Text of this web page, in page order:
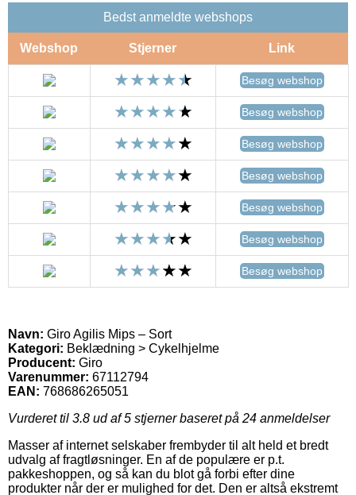
Bedst anmeldte webshops
Webshop Stjerner Link
Besøg webshop
Besøg webshop
Besøg webshop
Besøg webshop
Besøg webshop
Besøg webshop
Besøg webshop
Navn: Giro Agilis Mips – Sort
Kategori: Beklædning > Cykelhjelme
Producent: Giro
Varenummer: 67112794
EAN: 768686265051
Vurderet til 3.8 ud af 5 stjerner baseret på 24 anmeldelser
Masser af internet selskaber frembyder til alt held et bredt
udvalg af fragtløsninger. En af de populære er p.t.
pakkeshoppen, og så kan du blot gå forbi efter dine
produkter når der er mulighed for det. Den er altså ekstremt